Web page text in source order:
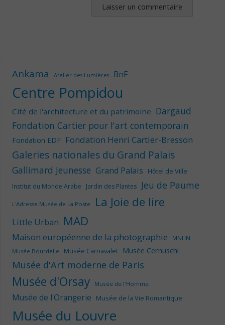
Ankama Atelier des Lumières BnF
Centre Pompidou
Cité de l'architecture et du patrimoine Dargaud
Fondation Cartier pour l'art contemporain
Fondation EDF Fondation Henri Cartier-Bresson
Galeries nationales du Grand Palais
Gallimard Jeunesse Grand Palais Hôtel de Ville
Institut du Monde Arabe Jardin des Plantes Jeu de Paume
L'Adresse Musée de La Poste La Joie de lire
Little Urban MAD
Maison européenne de la photographie
MNHN
Musée Bourdelle
Musée Carnavalet Musée Cernuschi
Musée d'Art moderne de Paris
Musée d'Orsay Musée de l'Homme
Musée de l'Orangerie Musée de la Vie Romantique
Musée du Louvre